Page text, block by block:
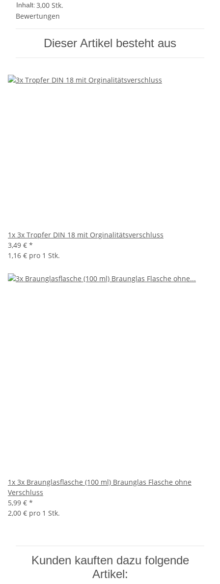
Inhalt:3,00 Stk.
Bewertungen
Dieser Artikel besteht aus
1x 3x Tropfer DIN 18 mit Orginalitätsverschluss
3,49 € *
1,16 € pro 1 Stk.
1x 3x Braunglasflasche (100 ml) Braunglas Flasche ohne
Verschluss
5,99 € *
2,00 € pro 1 Stk.
Kunden kauften dazu folgende
Artikel: